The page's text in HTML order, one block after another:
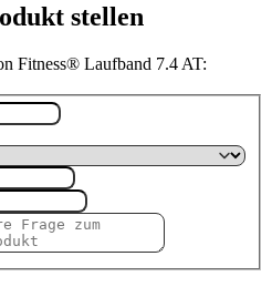
stellen
Fitness® Laufband 7.4 AT: